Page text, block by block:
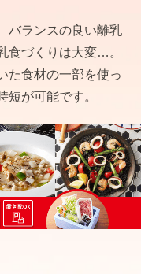
バランスの良い離乳
食づくりは大変…。
た食材の一部を使っ
短が可能です。